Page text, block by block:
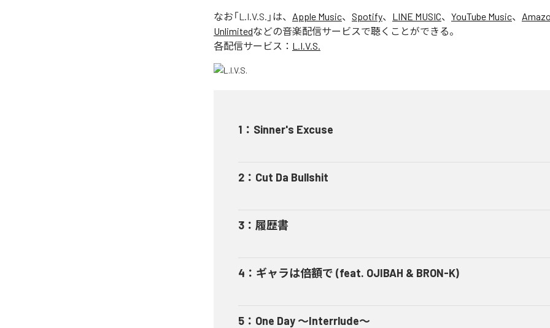
なお「L.I.V.S. 」は、 Apple Music、 Spotify、 LINE MUSIC、 YouTube Music、
Unlimitedなどの音楽配信サービスで聴くことができる。
各配信サービス： L.I.V.S.
1 ： Sinner's Excuse
2 ： Cut Da Bullshit
3 ： 履歴書
4 ： ギャラは倍額で (feat. OJIBAH & BRON-K)
5 ： One Day ～Interrlude～